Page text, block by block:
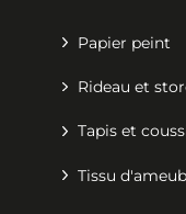
Papier peint
Rideau et
Tapis et
Tissu